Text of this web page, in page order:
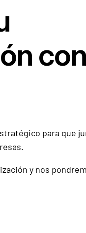
con
para que
y nos